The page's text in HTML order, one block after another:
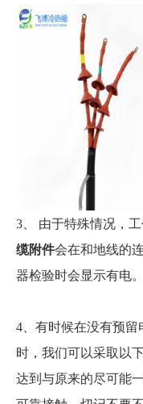
3、 由于特殊情况，
缆附件会在和地线的
器检验时会显示有电。
4、有时候在没有预
时，我们可以采取以
达到与原来的尽可能